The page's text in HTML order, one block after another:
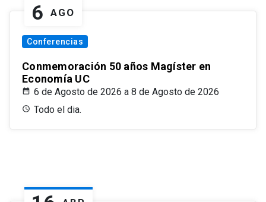
6 AGO
Conferencias
Conmemoración 50 años Magíster en
Economía UC
6 de Agosto de 2026 a 8 de Agosto de 2026
Todo el dia.